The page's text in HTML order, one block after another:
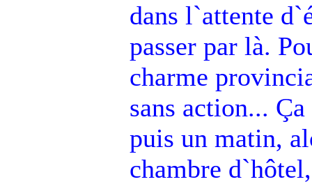
dans l`attente
passer par là.
charme
sans action...
puis un matin,
chambre